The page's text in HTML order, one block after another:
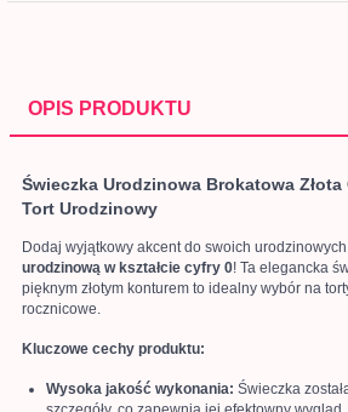
OPIS PRODUKTU
Świeczka Urodzinowa Brokatowa
Tort Urodzinowy
Dodaj wyjątkowy akcent do swoich
urodzinową w kształcie cyfry 0! Ta elegancka
pięknym złotym konturem to idealny wybór na
rocznicowe.
Kluczowe cechy produktu:
Wysoka jakość wykonania: Świeczka